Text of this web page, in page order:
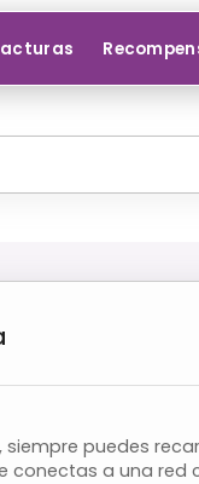
puedes
conectas a una red